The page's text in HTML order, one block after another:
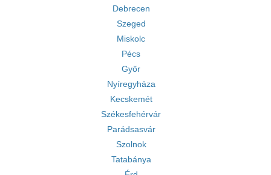
Debrecen
Szeged
Miskolc
Pécs
Győr
Nyíregyháza
Kecskemét
Székesfehérvár
Parádsasvár
Szolnok
Tatabánya